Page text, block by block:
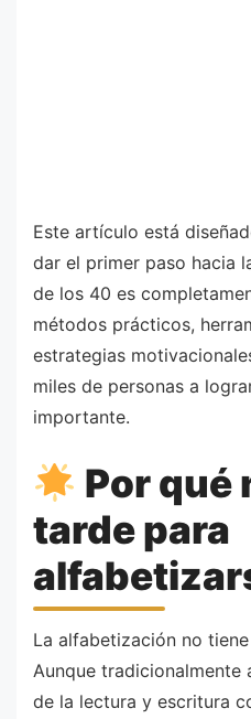
Este artículo está
dar el primer paso hacia
de los 40 es
métodos prácticos,
estrategias
miles de personas a
importante.
Por qué
tarde para
La alfabetización no
Aunque tradicionalmente
de la lectura y escritura